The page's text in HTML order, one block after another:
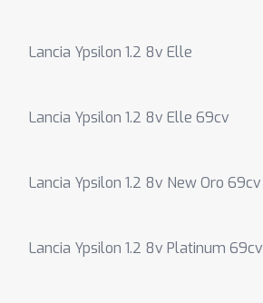
Lancia Ypsilon 1.2 8v Elle
Lancia Ypsilon 1.2 8v Elle 69cv
Lancia Ypsilon 1.2 8v New Oro 69cv
Lancia Ypsilon 1.2 8v Platinum 69cv